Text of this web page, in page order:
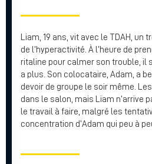
Liam, 19 ans, vit avec le TDAH, un
de l’hyperactivité. À l’heure de
ritaline pour calmer son trouble, il
a plus. Son colocataire, Adam, a
devoir de groupe le soir même.
dans le salon, mais Liam n’arrive
le travail à faire, malgré les
concentration d’Adam qui peu à